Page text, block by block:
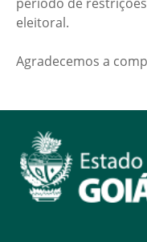
eleitoral.
Agradecemos a